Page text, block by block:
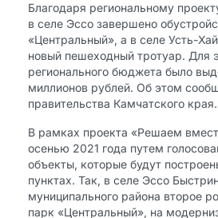
Благодаря региональному
в селе Эссо завершено
«Центральный», а в селе Усть-
новый пешеходный тротуар. Для
регионального бюджета было
миллионов рублей. Об этом
правительства Камчатского края.
В рамках проекта «Решаем
осенью 2021 года путем
объекты, которые будут
пунктах. Так, в селе Эссо
муниципального района второе
парк «Центральный», на